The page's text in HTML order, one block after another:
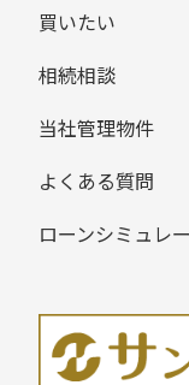
買いたい
相続相談
当社管理物件
よくある質問
ローンシミュレ